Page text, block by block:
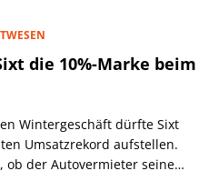
die 10%-Marke beim
Wintergeschäft dürfte Sixt
Umsatzrekord aufstellen.
ob der Autovermieter seine